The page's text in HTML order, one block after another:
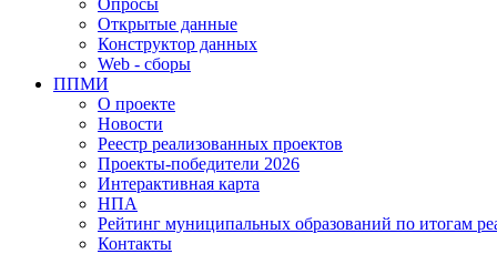
Опросы
Открытые данные
Конструктор данных
Web - сборы
ППМИ
О проекте
Новости
Реестр реализованных проектов
Проекты-победители 2026
Интерактивная карта
НПА
Рейтинг муниципальных образований по итогам
Контакты